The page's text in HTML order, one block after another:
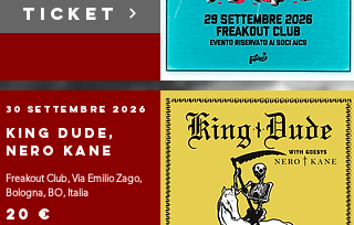
TICKET
30 settembre 2026
King Dude,
Nero Kane
Freakout Club, Via Emilio Zago,
Bologna, BO, Italia
20 €